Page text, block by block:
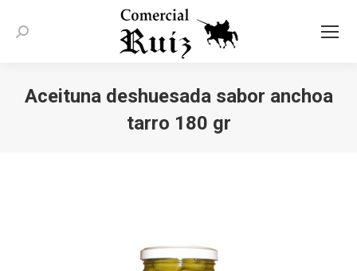
Buscar:
Aceituna deshuesada sabor anchoa
tarro 180 gr